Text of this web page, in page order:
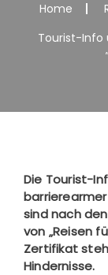
Home
Tourist-Info
Die Tourist-
sind nach
von „Reisen
Zertifikat
Hindernisse.